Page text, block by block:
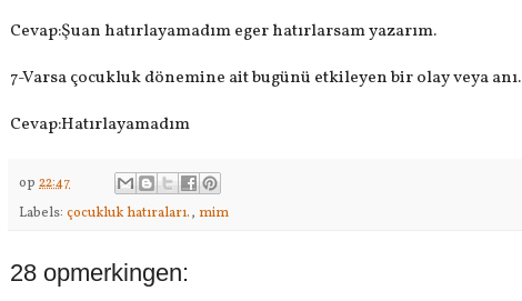
Cevap:Şuan hatırlayamadım eger hatırlarsam yazarım.
7-Varsa çocukluk dönemine ait bugünü etkileyen bir olay veya anı.
Cevap:Hatırlayamadım
op 22:47
Labels: çocukluk hatıraları., mim
28 opmerkingen: